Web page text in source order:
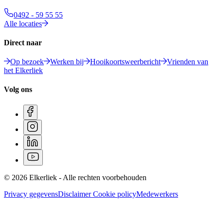
0492 - 59 55 55
Alle locaties
Direct naar
Op bezoek Werken bij Hooikoortsweerbericht
Vrienden van
het Elkerliek
Volg ons
© 2026 Elkerliek - Alle rechten voorbehouden
Privacy gegevensDisclaimerCookie policyMedewerkers